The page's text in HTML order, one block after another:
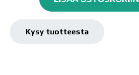
roskasihdillä
kannella
Kysy tuotteesta